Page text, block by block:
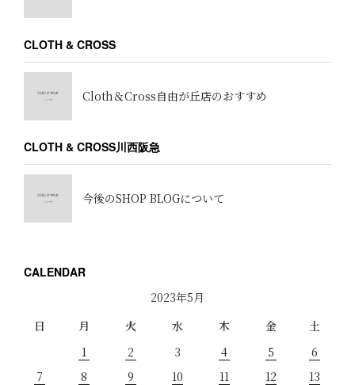
CLOTH & CROSS
Cloth＆Cross自由が丘店のおすすめ
CLOTH & CROSS川西阪急
今後のSHOP BLOGについて
CALENDAR
2023年5月
日
月 火 水 木 金
土
1
2 3 4 5
6
7
8 9 10 11 12
13